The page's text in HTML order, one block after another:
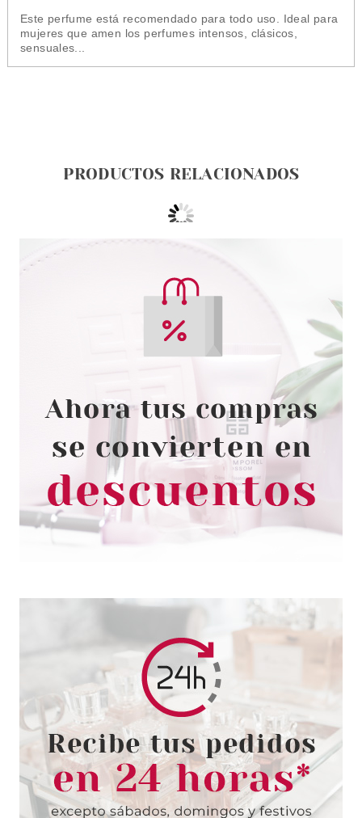
Este perfume está recomendado para todo uso. Ideal para
mujeres que amen los perfumes intensos, clásicos,
sensuales...
PRODUCTOS RELACIONADOS
SISLEY
SISLEY L'EAU REVEE
D'HUBERT EDT 50 ML VP
Pvr 93.00€
-35%
desde
60.20€
SISLEY
SISLEY IZIA LA NUIT EDP 50 ML
Pvr 149.50€
-26%
desde
109.95€